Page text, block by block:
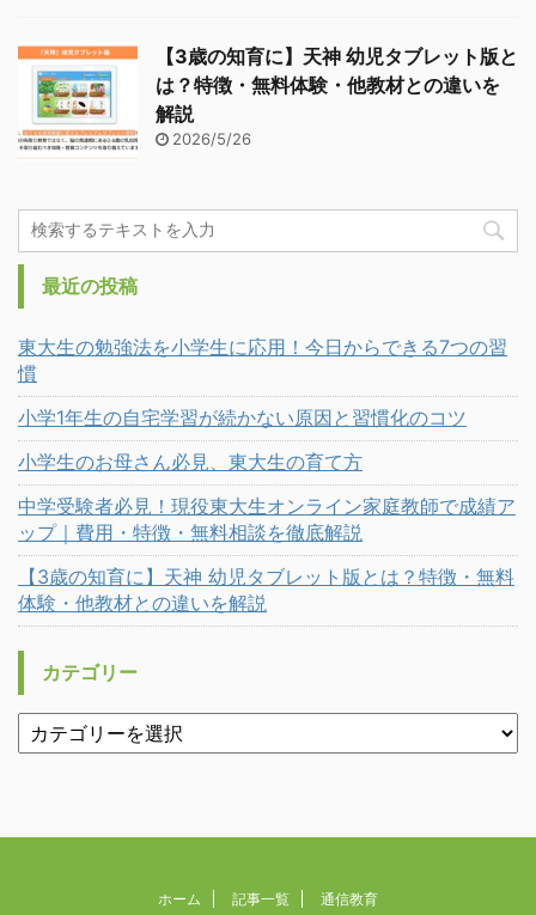
【3歳の知育に】天神 幼児タブレット版と
は？特徴・無料体験・他教材との違いを
解説
2026/5/26
最近の投稿
東大生の勉強法を小学生に応用！今日からできる7つの習
慣
小学1年生の自宅学習が続かない原因と習慣化のコツ
小学生のお母さん必見、東大生の育て方
中学受験者必見！現役東大生オンライン家庭教師で成績ア
ップ｜費用・特徴・無料相談を徹底解説
【3歳の知育に】天神 幼児タブレット版とは？特徴・無料
体験・他教材との違いを解説
カテゴリー
ホーム 記事一覧 通信教育